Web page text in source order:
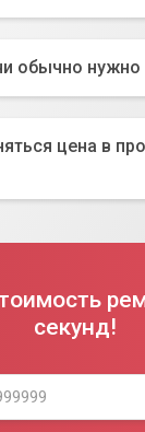
обычно нужно
цена в
секунд!